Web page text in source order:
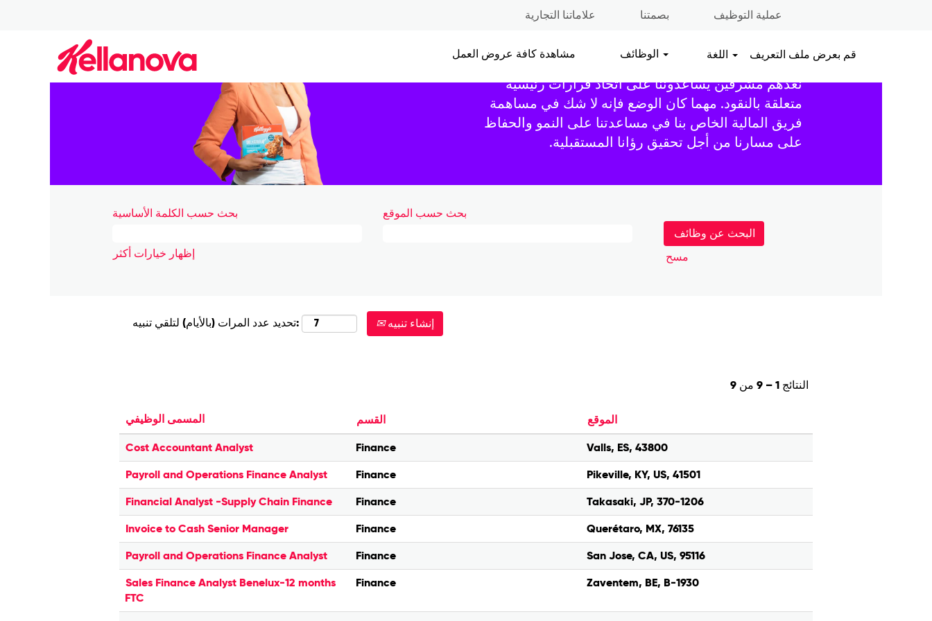
علاماتنا التجارية بصمتنا عملية التوظيف
مشاهدة كافة عروض العمل قم بعرض ملف التعريف
المالية
مخططون استراتيجيون. هواة المحاسبة. متنبئون. يعجبنا أن
نعدّهم مشرفين يساعدوننا على اتخاذ قرارات رئيسية
متعلقة بالنقود. مهما كان الوضع فإنه لا شك في مساهمة
فريق المالية الخاص بنا في مساعدتنا على النمو والحفاظ
على مسارنا من أجل تحقيق رؤانا المستقبلية.
بحث حسب الكلمة الأساسية بحث حسب الموقع
إظهار خيارات أكثر مسح
تحديد عدد المرات (بالأيام) لتلقي تنبيه: إنشاء تنبيه
النتائج 1 – 9 من 9
المسمى الوظيفي القسم الموقع
Cost Accountant Analyst Finance Valls, ES, 43800
Payroll and Operations Finance Analyst Finance Pikeville, KY, US, 41501
Financial Analyst -Supply Chain Finance Finance Takasaki, JP, 370-1206
Invoice to Cash Senior Manager Finance Querétaro, MX, 76135
Payroll and Operations Finance Analyst Finance San Jose, CA, US, 95116
Sales Finance Analyst Benelux-12 months
FTC
Finance Zaventem, BE, B-1930